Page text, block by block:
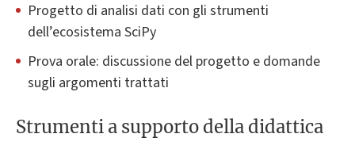
Progetto di analisi dati con gli strumenti
dell’ecosistema SciPy
Prova orale: discussione del progetto e domande
sugli argomenti trattati
Strumenti a supporto della didattica